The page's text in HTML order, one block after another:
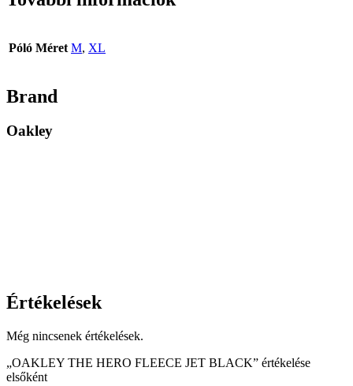
Póló Méret M, XL
Brand
Oakley
Értékelések
Még nincsenek értékelések.
„OAKLEY THE HERO FLEECE JET BLACK” értékelése
elsőként